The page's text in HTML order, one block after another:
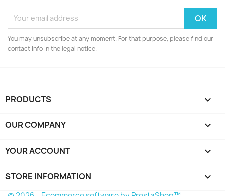
You may unsubscribe at any moment. For that purpose, please find our
contact info in the legal notice.
PRODUCTS 
OUR COMPANY 
YOUR ACCOUNT 
STORE INFORMATION keyboard_arrow_down